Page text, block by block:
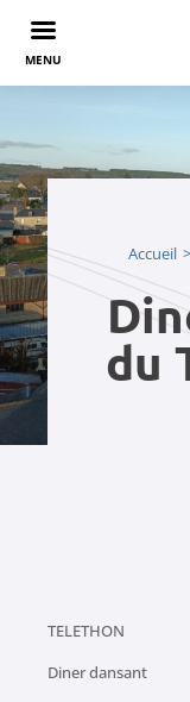
Accueil
du
TELETHON
Diner dansant